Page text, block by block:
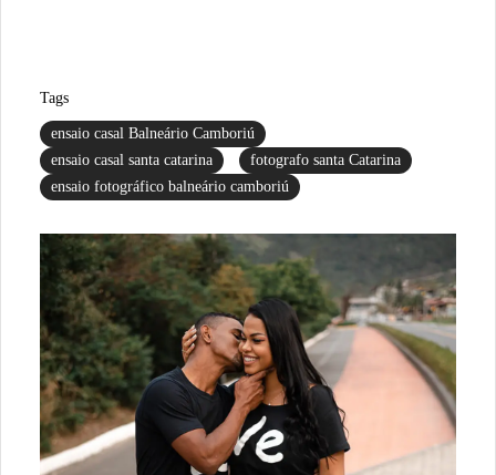
Tags
ensaio casal Balneário Camboriú
ensaio casal santa catarina
fotografo santa Catarina
ensaio fotográfico balneário camboriú